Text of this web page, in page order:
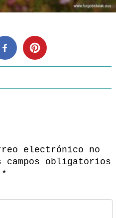
electrónico no
campos obligatorios
*